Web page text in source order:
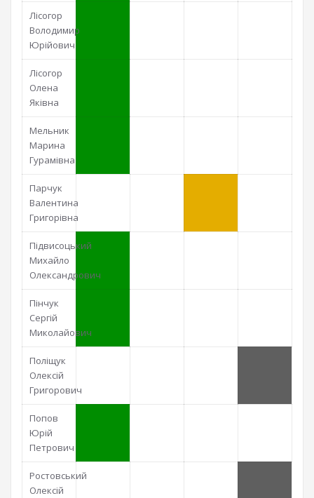
Лісогор
Володимир
Юрійович
Лісогор
Олена
Яківна
Мельник
Марина
Гурамівна
Парчук
Валентина
Григорівна
Підвисоцький
Михайло
Олександрович
Пінчук
Сергій
Миколайович
Поліщук
Олексій
Григорович
Попов
Юрій
Петрович
Ростовський
Олексій